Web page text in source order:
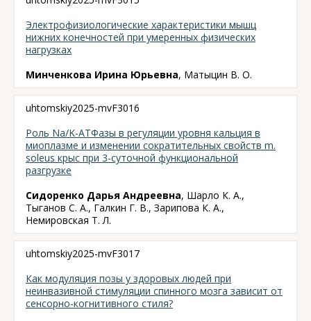
Электрофизиологические характеристики мышц
нижних конечностей при умеренных физических
нагрузках
Минченкова Ирина Юрьевна, Матыцин В. О.
uhtomskiy2025-mvF3016
Роль Na/K-АТФазы в регуляции уровня кальция в
миоплазме и изменении сократительных свойств m.
soleus крыс при 3-суточной функциональной
разгрузке
Сидоренко Дарья Андреевна, Шарло К. А.,
Тыганов С. А., Галкин Г. В., Зарипова К. А.,
Немировская Т. Л.
uhtomskiy2025-mvF3017
Как модуляция позы у здоровых людей при
неинвазивной стимуляции спинного мозга зависит от
сенсорно-когнитивного стиля?